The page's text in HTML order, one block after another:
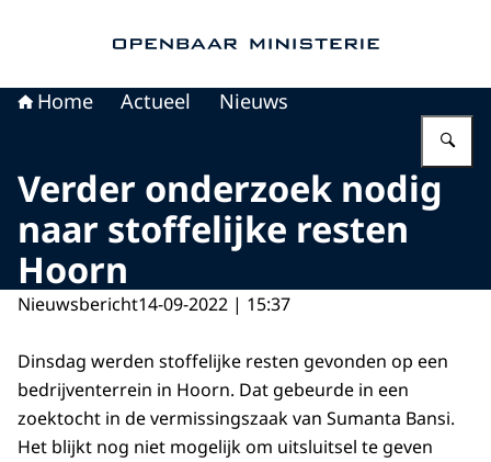
Home Actueel Nieuws
Verder onderzoek nodig
naar stoffelijke resten
Hoorn
Nieuwsbericht14-09-2022 | 15:37
Dinsdag werden stoffelijke resten gevonden op een
bedrijventerrein in Hoorn. Dat gebeurde in een
zoektocht in de vermissingszaak van Sumanta Bansi.
Het blijkt nog niet mogelijk om uitsluitsel te geven